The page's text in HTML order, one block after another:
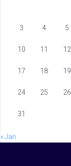
3 4 5
10 11 12
17 18 19
24 25 26
31
« Jan